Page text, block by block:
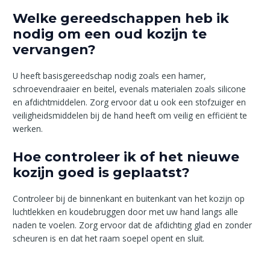
Welke gereedschappen heb ik
nodig om een oud kozijn te
vervangen?
U heeft basisgereedschap nodig zoals een hamer,
schroevendraaier en beitel, evenals materialen zoals silicone
en afdichtmiddelen. Zorg ervoor dat u ook een stofzuiger en
veiligheidsmiddelen bij de hand heeft om veilig en efficiënt te
werken.
Hoe controleer ik of het nieuwe
kozijn goed is geplaatst?
Controleer bij de binnenkant en buitenkant van het kozijn op
luchtlekken en koudebruggen door met uw hand langs alle
naden te voelen. Zorg ervoor dat de afdichting glad en zonder
scheuren is en dat het raam soepel opent en sluit.